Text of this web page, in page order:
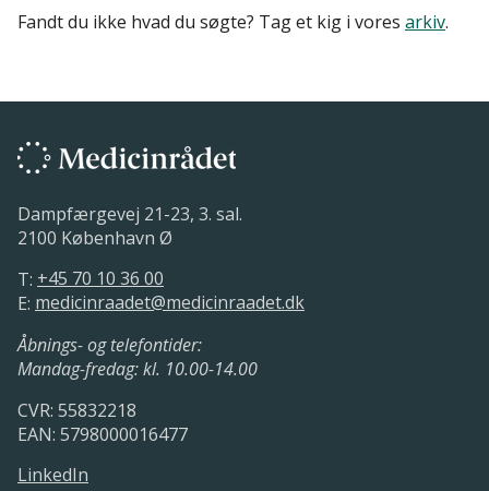
Fandt du ikke hvad du søgte? Tag et kig i vores arkiv.
Dampfærgevej 21-23, 3. sal.
2100 København Ø
T: +45 70 10 36 00
E: medicinraadet@medicinraadet.dk
Åbnings- og telefontider:
Mandag-fredag: kl. 10.00-14.00
CVR: 55832218
EAN: 5798000016477
LinkedIn